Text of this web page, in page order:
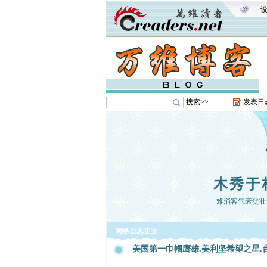
搜索>> 发表日
木秀于
难消客气衰犹
网络日志正文
美国第一巾帼鹰雄.美利坚希望之星.